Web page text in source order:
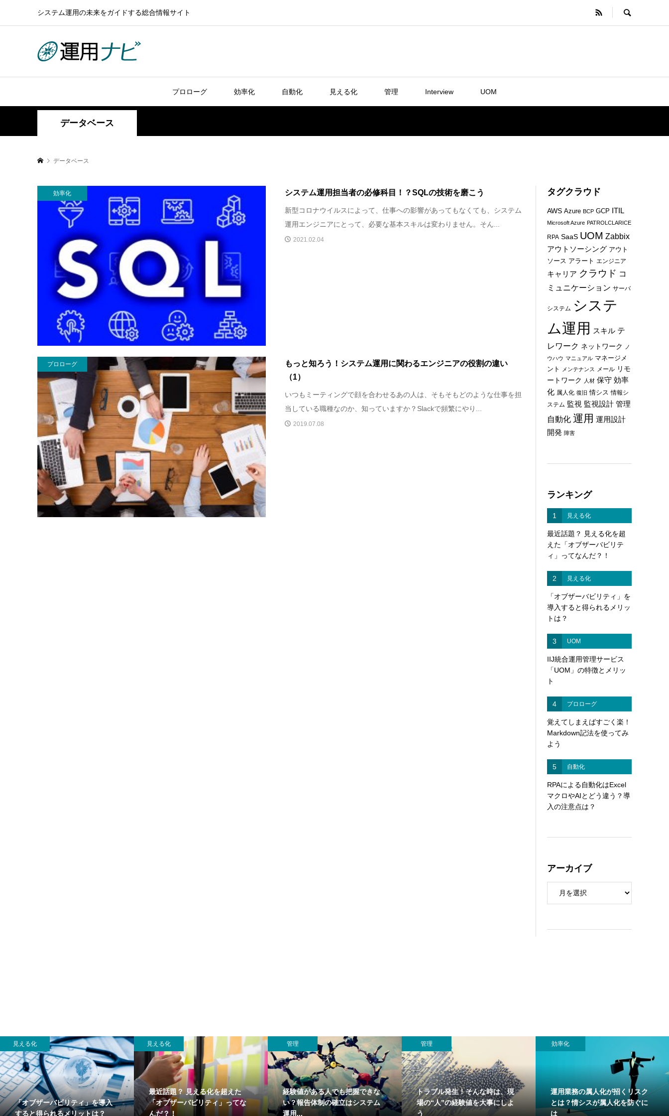
システム運用の未来をガイドする総合情報サイト
プロローグ 効率化 自動化 見える化 管理 Interview UOM
データベース
データベース
効率化 システム運用担当者の必修科目！？SQLの技術を磨こう
新型コロナウイルスによって、仕事への影響があってもなくても、システム
運用エンジニアにとって、必要な基本スキルは変わりません。そん...
2021.02.04
プロローグ
もっと知ろう！システム運用に関わるエンジニアの役割の違い
（1）
いつもミーティングで顔を合わせるあの人は、そもそもどのような仕事を担
当している職種なのか、知っていますか？Slackで頻繁にやり...
2019.07.08
タグクラウド
AWS Azure BCP GCP ITIL
Microsoft Azure PATROLCLARICE
RPA SaaS UOM Zabbix
アウトソーシング アウト
ソース アラート エンジニア
キャリア クラウド コ
ミュニケーション サーバ
システム システ
ム運用 スキル テ
レワーク ネットワーク
ノ
ウハウ マニュアル マネージメ
ント
メンテナンス メール リモ
ートワーク
人材 保守 効率
化 属人化 復旧 情シス 情報シ
ステム 監視 監視設計 管理
自動化 運用 運用設計
開発 障害
ランキング
1 見える化
最近話題？ 見える化を超
えた「オブザーバビリテ
ィ」ってなんだ？！
2 見える化
「オブザーバビリティ」を
導入すると得られるメリッ
トは？
3 UOM
IIJ統合運用管理サービス
「UOM」の特徴とメリッ
ト
4 プロローグ
覚えてしまえばすごく楽！
Markdown記法を使ってみ
よう
5 自動化
RPAによる自動化はExcel
マクロやAIとどう違う？導
入の注意点は？
アーカイブ
見える化
「オブザーバビリティ」を導入
すると得られるメリットは？
見える化
最近話題？ 見える化を超えた
「オブザーバビリティ」ってな
んだ？！
管理
経験値がある人でも把握できな
い？報告体制の確立はシステム
運用...
管理
トラブル発生！そんな時は、現
場の“人”の経験値を大事にしよ
う
効率化
運用業務の属人化が招くリスク
とは？情シスが属人化を防ぐに
は